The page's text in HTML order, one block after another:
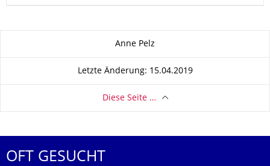
Anne Pelz
Letzte Änderung: 15.04.2019
Diese Seite …
OFT GESUCHT